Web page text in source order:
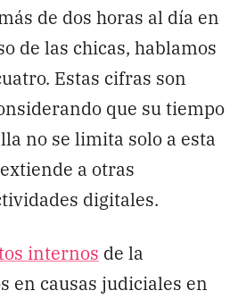
de dos horas al día en
de las chicas, hablamos
Estas cifras son
que su tiempo
no se limita solo a esta
a otras
digitales.
internos de la
en causas judiciales en